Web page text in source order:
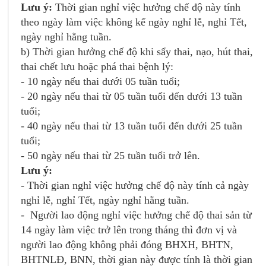
Lưu ý: Thời gian nghỉ việc hưởng chế độ này tính
theo ngày làm việc không kể ngày nghỉ lễ, nghỉ Tết,
ngày nghỉ hằng tuần.
b) Thời gian hưởng chế độ khi sẩy thai, nạo, hút thai,
thai chết lưu hoặc phá thai bệnh lý:
- 10 ngày nếu thai dưới 05 tuần tuổi;
- 20 ngày nếu thai từ 05 tuần tuổi đến dưới 13 tuần
tuổi;
- 40 ngày nếu thai từ 13 tuần tuổi đến dưới 25 tuần
tuổi;
- 50 ngày nếu thai từ 25 tuần tuổi trở lên.
Lưu ý:
- Thời gian nghỉ việc hưởng chế độ này tính cả ngày
nghỉ lễ, nghỉ Tết, ngày nghỉ hằng tuần.
- Người lao động nghỉ việc hưởng chế độ thai sản từ
14 ngày làm việc trở lên trong tháng thì đơn vị và
người lao động không phải đóng BHXH, BHTN,
BHTNLĐ, BNN, thời gian này được tính là thời gian
Tôi đã đọc và xác nhậnChính sách bảo vệ dữ liệu cá
nhân
Tôi đã đọc và xác nhậnChính sách bảo vệ dữ
liệu cá nhân